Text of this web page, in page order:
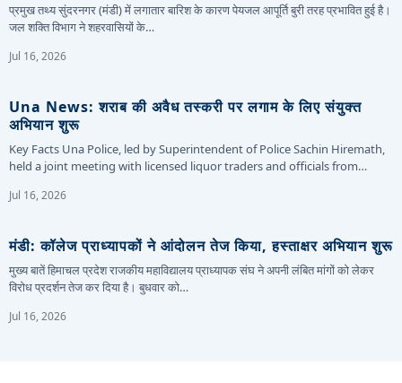
प्रमुख तथ्य सुंदरनगर (मंडी) में लगातार बारिश के कारण पेयजल आपूर्ति बुरी तरह प्रभावित हुई है।
जल शक्ति विभाग ने शहरवासियों के…
Jul 16, 2026
Una News: शराब की अवैध तस्करी पर लगाम के लिए संयुक्त
अभियान शुरू
Key Facts Una Police, led by Superintendent of Police Sachin Hiremath,
held a joint meeting with licensed liquor traders and officials from…
Jul 16, 2026
मंडी: कॉलेज प्राध्यापकों ने आंदोलन तेज किया, हस्ताक्षर अभियान शुरू
मुख्य बातें हिमाचल प्रदेश राजकीय महाविद्यालय प्राध्यापक संघ ने अपनी लंबित मांगों को लेकर
विरोध प्रदर्शन तेज कर दिया है। बुधवार को…
Jul 16, 2026